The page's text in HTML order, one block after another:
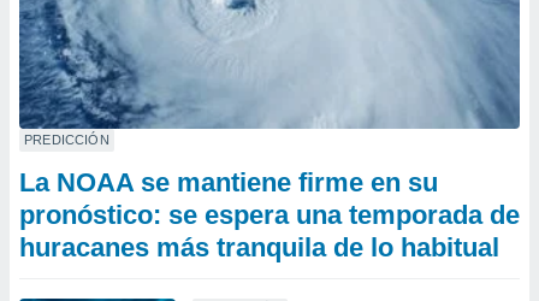
PREDICCIÓN
La NOAA se mantiene firme en su
pronóstico: se espera una temporada de
huracanes más tranquila de lo habitual